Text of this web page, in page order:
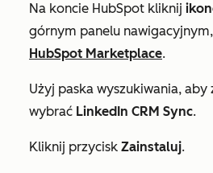
Na koncie HubSpot kliknij
górnym panelu
HubSpot Marketplace.
Użyj paska wyszukiwania, aby
wybrać LinkedIn CRM Sync.
Kliknij przycisk Zainstaluj.